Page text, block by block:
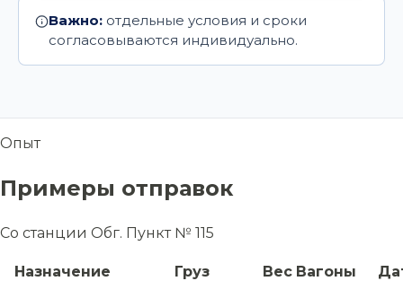
Важно: отдельные условия и сроки
согласовываются индивидуально.
Опыт
Примеры отправок
Со станции Обг. Пункт № 115
Назначение Груз Вес Вагоны